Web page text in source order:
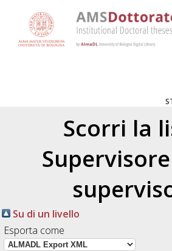
Scorri la
Su di un livello
Esporta come